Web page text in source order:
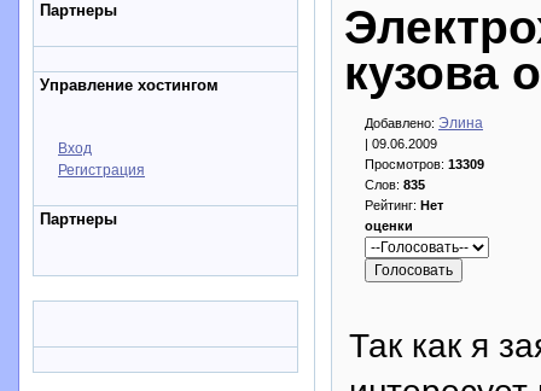
Партнеры
Управление хостингом
Вход
Регистрация
Партнеры
кузова
Добавлено: Элина
| 09.06.2009
Просмотров: 13309
Слов: 835
Рейтинг: Нет
оценки
Так как я